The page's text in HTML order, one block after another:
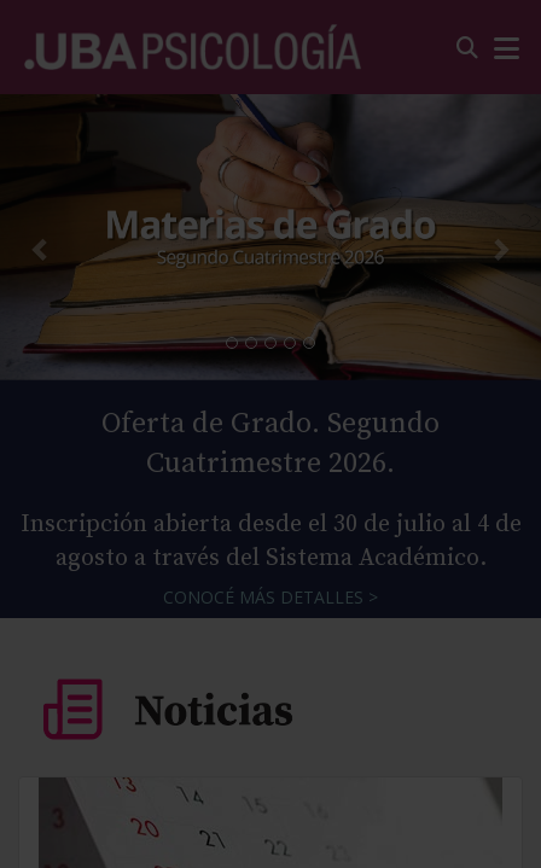
Oferta de Grado. Segundo
Cuatrimestre 2026.
Inscripción abierta desde el 30 de julio al 4 de
agosto a través del Sistema Académico.
CONOCÉ MÁS DETALLES >